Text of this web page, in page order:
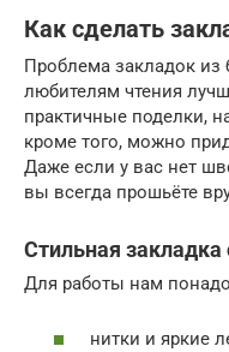
Как сделать
Проблема закладок из
любителям чтения
практичные поделки,
кроме того, можно
Даже если у вас нет
вы всегда прошьёте
Стильная
Для работы нам
нитки и яркие